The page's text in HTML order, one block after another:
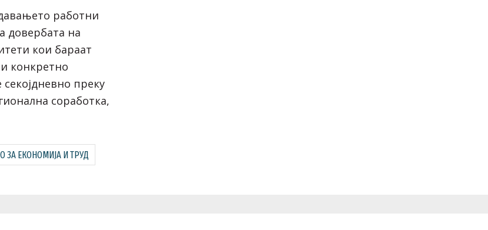
работни
довербата на
кои бараат
конкретно
преку
соработка,
ЗА ЕКОНОМИЈА И ТРУД